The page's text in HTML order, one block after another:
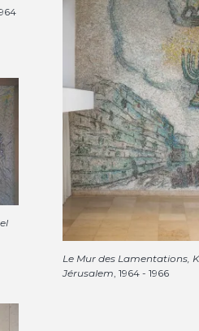
Le Mur des Lamentations,
Jérusalem, 1964 - 1966